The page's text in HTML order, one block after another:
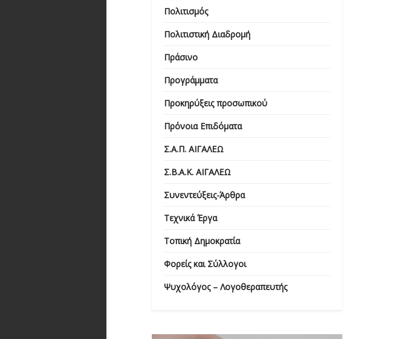
Πολιτισμός
Πολιτιστική Διαδρομή
Πράσινο
Προγράμματα
Προκηρύξεις προσωπικού
Πρόνοια Επιδόματα
Σ.Α.Π. ΑΙΓΑΛΕΩ
Σ.Β.Α.Κ. ΑΙΓΑΛΕΩ
Συνεντεύξεις-Άρθρα
Τεχνικά Έργα
Τοπική Δημοκρατία
Φορείς και Σύλλογοι
Ψυχολόγος – Λογοθεραπευτής